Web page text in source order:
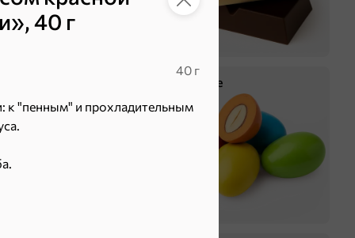
40 г
40 г
к "пенным" и прохладительным
Драже